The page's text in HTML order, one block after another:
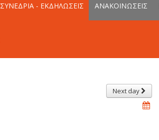
ΣΥΝΕΔΡΙΑ - ΕΚΔΗΛΩΣΕΙΣ ΑΝΑΚΟΙΝΩΣΕΙΣ
Next day